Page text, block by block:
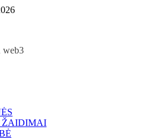
web3
ŽAIDIMAI